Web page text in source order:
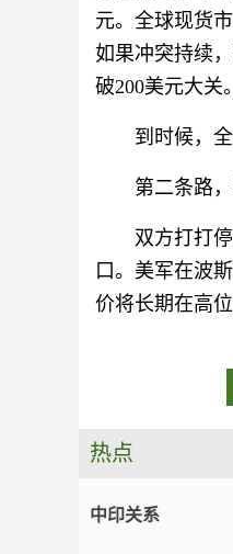
元。全球现货
如果冲突持续
破200美元大关。
到时候，
第二条路
双方打打
口。美军在波
价将长期在高
热点
中印关系